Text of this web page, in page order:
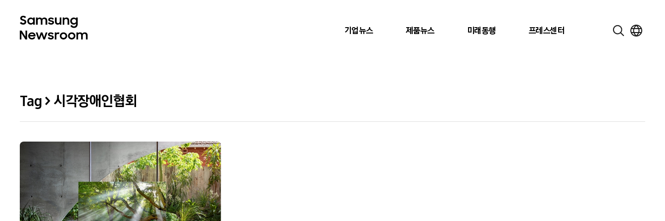
기업뉴스 제품뉴스 미래동행 프레스센터
Tag > 시각장애인협회